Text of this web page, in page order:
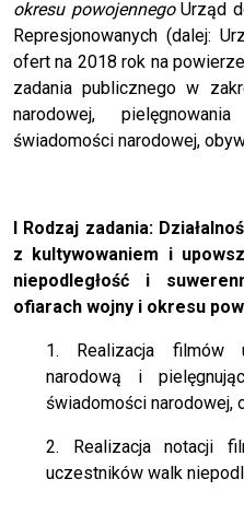
okresu powojennegoUrząd
Represjonowanych (dalej:
ofert na 2018 rok na
zadania publicznego w
narodowej,
świadomości narodowej,
I Rodzaj zadania:
z kultywowaniem i
niepodległość i
ofiarach wojny i okresu
1. Realizacja filmów
narodową i
świadomości narodowej,
2. Realizacja notacji
uczestników walk